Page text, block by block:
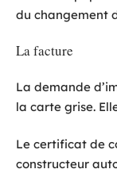
du changement
La facture
La demande
la carte grise.
Le certificat de
constructeur